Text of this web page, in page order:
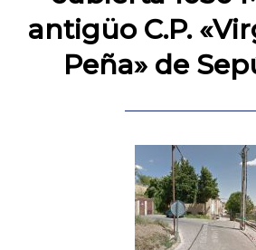
antigüo C.P.
Peña» de